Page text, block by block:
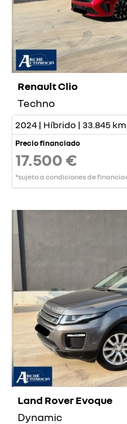
Renault Clio
Techno
2024 | Híbrido | 33.845
Precio financiado
17.500 €
*sujeto a condiciones de
Land Rover Evoque
Dynamic